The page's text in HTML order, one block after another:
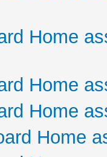
Home
Home
Home
Home